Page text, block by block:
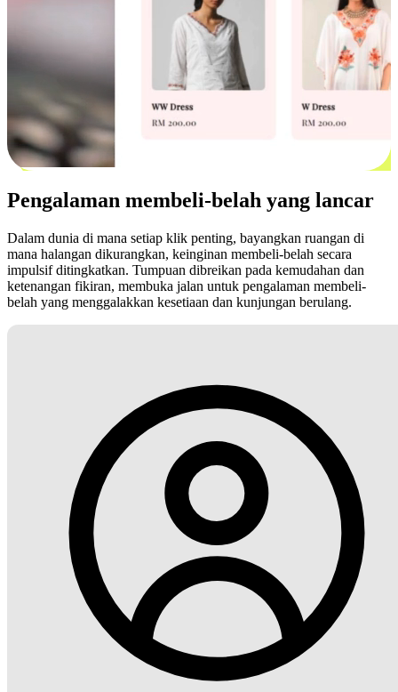
Pengalaman membeli-belah yang lancar
Dalam dunia di mana setiap klik penting, bayangkan ruangan di
mana halangan dikurangkan, keinginan membeli-belah secara
impulsif ditingkatkan. Tumpuan dibreikan pada kemudahan dan
ketenangan fikiran, membuka jalan untuk pengalaman membeli-
belah yang menggalakkan kesetiaan dan kunjungan berulang.